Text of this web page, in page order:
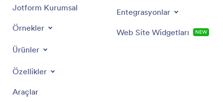
Jotform Kurumsal
Örnekler
Ürünler
Özellikler
Araçlar
Entegrasyonlar
Web Site Widgetları NEW